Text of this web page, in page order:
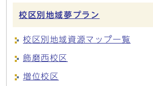
校区別地域夢プラン
校区別地域資源マップ一覧
飾磨西校区
増位校区